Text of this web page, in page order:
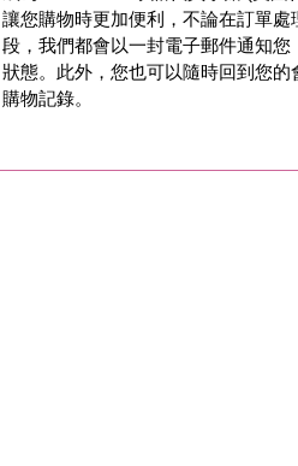
讓您購物時更加便利，不論在訂單處
段，我們都會以一封電子郵件通知您
狀態。此外，您也可以隨時回到您的
購物記錄。